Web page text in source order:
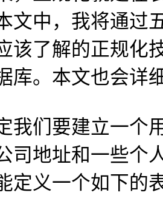
文中，我将通过
该了解的正规化
库。本文也会详
们要建立一个用
司地址和一些个
定义一个如下的